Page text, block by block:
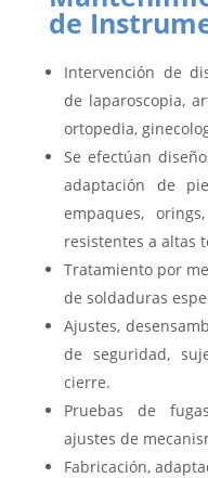
de
Intervención de
de laparoscopia,
ortopedia,
Se efectúan
adaptación de
empaques,
resistentes a altas
Tratamiento por
de soldaduras
Ajustes,
de seguridad,
cierre.
Pruebas de
ajustes de
Fabricación,